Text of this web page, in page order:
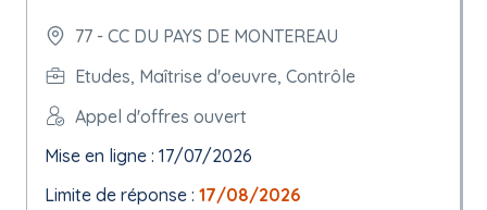
77 - CC DU PAYS DE MONTEREAU
Etudes, Maîtrise d'oeuvre, Contrôle
Appel d'offres ouvert
Mise en ligne : 17/07/2026
Limite de réponse : 17/08/2026